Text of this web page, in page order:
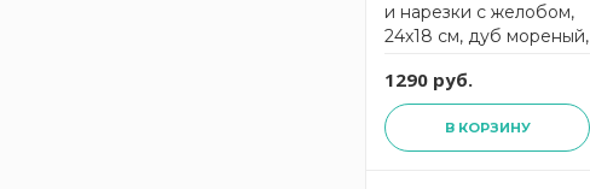
и нарезки с желобом,
24x18 см, дуб мореный,
материал, Surface,
DSJ24180634KL6,
ComposeEat
1290 руб.
В КОРЗИНУ